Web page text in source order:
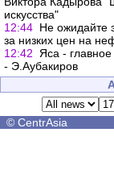
искусства"
12:44 Не ожидайте
за низких цен на
12:42
Яса -
- Э.Аубакиров
© CentrAsia